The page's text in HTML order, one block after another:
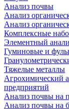
Анализ почвы
Анализ
Анализ
Комплексные
Элементный
Гуминовые и
Тяжелые металлы
Агрохимический
предприятий
Анализ почвы на
Анализ почвы на